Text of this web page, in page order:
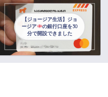
【ジョージア生活】ジョ
ージア
の銀行口座を30
分で開設できました